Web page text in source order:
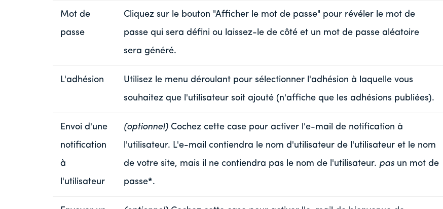
Mot de
passe
Cliquez sur le bouton "Afficher le mot de passe" pour révéler le mot de
passe qui sera défini ou laissez-le de côté et un mot de passe aléatoire
sera généré.
L'adhésion
Utilisez le menu déroulant pour sélectionner l'adhésion à laquelle vous
souhaitez que l'utilisateur soit ajouté (n'affiche que les adhésions publiées).
Envoi d'une
notification
à
l'utilisateur
(optionnel) Cochez cette case pour activer l'e-mail de notification à
l'utilisateur. L'e-mail contiendra le nom d'utilisateur de l'utilisateur et le nom
de votre site, mais il ne contiendra pas le nom de l'utilisateur. pas un mot de
passe*.